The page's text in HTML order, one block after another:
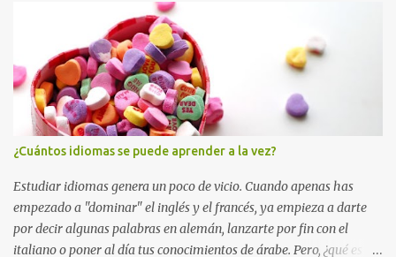
expresivas, fáciles de aprender y muy divertidas. 💡 Truco para
sonar más natural Estas expresiones funcionan mejor cuando las
usas en contexto. No se trata de aprender una lista “de memoria”,
sino de asociarlas a situaciones reales. Y si quieres mejorar
también tu francés escrito, aquí tienes un recurso muy útil: Cómo
redactar un e-mail en francés: fórmulas, saludos y ejemplos
prácticos . ¿Qué es una interjección? Una interjección es una
palabra o expresión corta que usamos para manifestar una
emoción (sorpresa, alegría, enfado, ...
¿Cuántos idiomas se puede aprender a la vez?
Estudiar idiomas genera un poco de vicio. Cuando apenas has
empezado a "dominar" el inglés y el francés, ya empieza a darte
por decir algunas palabras en alemán, lanzarte por fin con el
italiano o poner al día tus conocimientos de árabe. Pero, ¿qué es lo